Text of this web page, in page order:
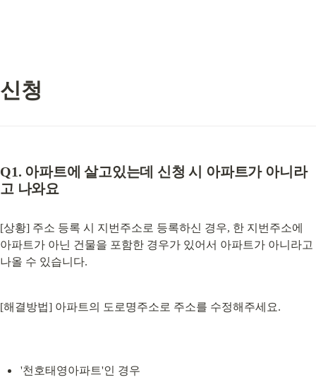
신청
Q1. 아파트에 살고있는데 신청 시 아파트가 아니라
고 나와요
[상황] 주소 등록 시 지번주소로 등록하신 경우, 한 지번주소에
아파트가 아닌 건물을 포함한 경우가 있어서 아파트가 아니라고
나올 수 있습니다.
[해결방법] 아파트의 도로명주소로 주소를 수정해주세요.
'천호태영아파트'인 경우